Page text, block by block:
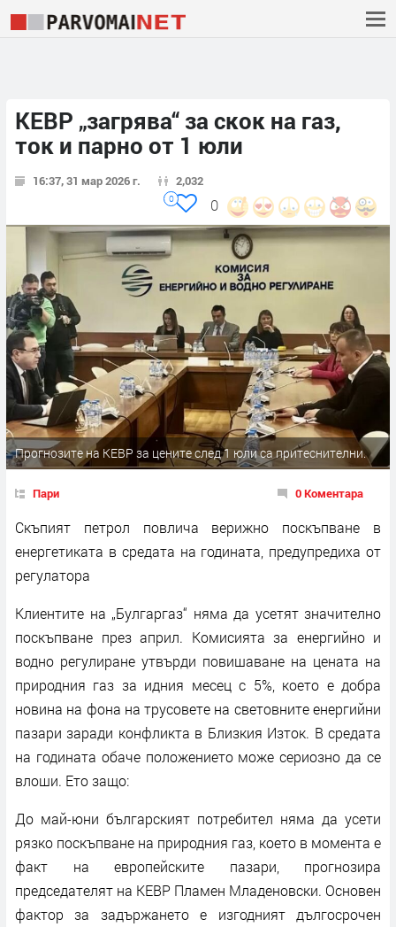
КЕВР „загрява“ за скок на газ,
ток и парно от 1 юли
16:37, 31 мар 2026 г. 2,032
0
0
Прогнозите на КЕВР за цените след 1 юли са притеснителни.
Пари 0 Коментара
Скъпият петрол повлича верижно поскъпване в
енергетиката в средата на годината, предупредиха от
регулатора
Клиентите на „Булгаргаз“ няма да усетят значително
поскъпване през април. Комисията за енергийно и
водно регулиране утвърди повишаване на цената на
природния газ за идния месец с 5%, което е добра
новина на фона на трусовете на световните енергийни
пазари заради конфликта в Близкия Изток. В средата
на годината обаче положението може сериозно да се
влоши. Ето защо:
До май-юни българският потребител няма да усети
рязко поскъпване на природния газ, което в момента е
факт на европейските пазари, прогнозира
председателят на КЕВР Пламен Младеновски. Основен
фактор за задържането е изгодният дългосрочен